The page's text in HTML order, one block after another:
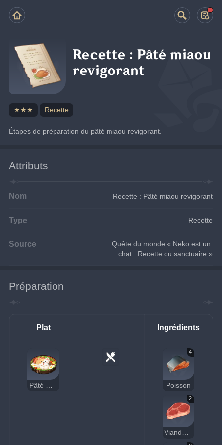
Recette : Pâté miaou
revigorant
★★★ Recette
Étapes de préparation du pâté miaou revigorant.
Attributs
Nom Recette : Pâté miaou revigorant
Type Recette
Source
Quête du monde « Neko est un
chat : Recette du sanctuaire »
Préparation
Plat Ingrédients
4
Poisson
2
Viande crue